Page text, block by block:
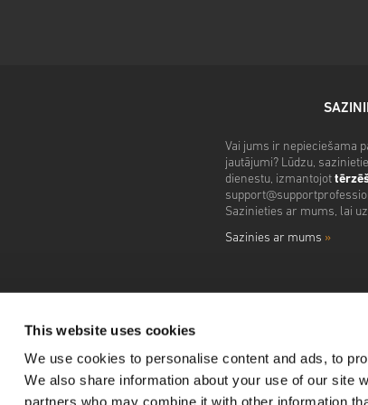
This website uses cookies
We use cookies to personalise content and ads, to
We also share information about your use of our site
partners who may combine it with other information
Vai jums ir nepieciešama
jautājumi? Lūdzu,
dienestu, izmantojot
Sazinieties ar mums, lai
Sazinies ar mums »